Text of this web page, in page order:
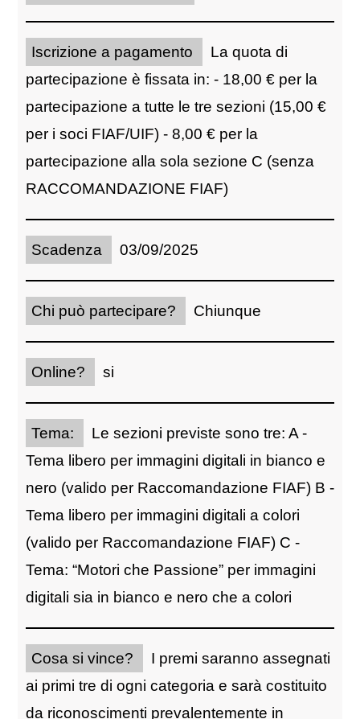
Iscrizione a pagamento
La quota di
partecipazione è fissata in: - 18,00 € per la
partecipazione a tutte le tre sezioni (15,00 €
per i soci FIAF/UIF) - 8,00 € per la
partecipazione alla sola sezione C (senza
RACCOMANDAZIONE FIAF)
Scadenza 03/09/2025
Chi può partecipare? Chiunque
Online? si
Tema:
Le sezioni previste sono tre: A -
Tema libero per immagini digitali in bianco e
nero (valido per Raccomandazione FIAF) B -
Tema libero per immagini digitali a colori
(valido per Raccomandazione FIAF) C -
Tema: “Motori che Passione” per immagini
digitali sia in bianco e nero che a colori
Cosa si vince?
I premi saranno assegnati
ai primi tre di ogni categoria e sarà costituito
da riconoscimenti prevalentemente in